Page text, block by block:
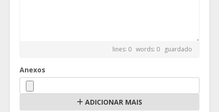
lines: 0 words: 0 guardado
Anexos
ADICIONAR MAIS